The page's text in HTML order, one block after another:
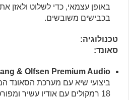
באופן עצמאי, כדי לשלוט ולאזן את
בכבישים משובשים.
טכנולוגיה:
סאונד:
Bang & Olfsen Premium Audio
18 רמקולים עם אודיו עשיר ומפורט.